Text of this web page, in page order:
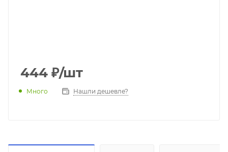
444 ₽/шт
Много Нашли дешевле?